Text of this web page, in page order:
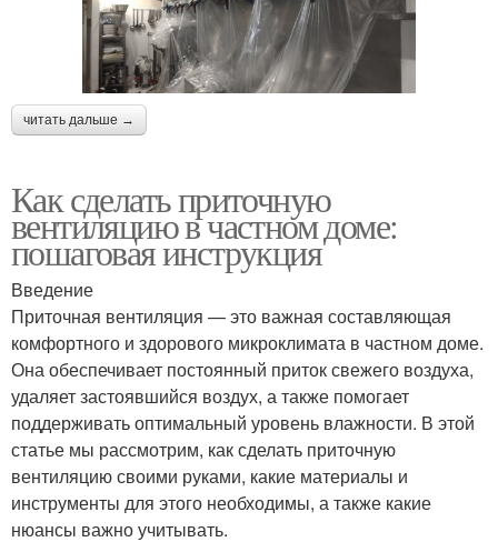
читать дальше →
Как сделать приточную
вентиляцию в частном доме:
пошаговая инструкция
Введение
Приточная вентиляция — это важная составляющая
комфортного и здорового микроклимата в частном доме.
Она обеспечивает постоянный приток свежего воздуха,
удаляет застоявшийся воздух, а также помогает
поддерживать оптимальный уровень влажности. В этой
статье мы рассмотрим, как сделать приточную
вентиляцию своими руками, какие материалы и
инструменты для этого необходимы, а также какие
нюансы важно учитывать.